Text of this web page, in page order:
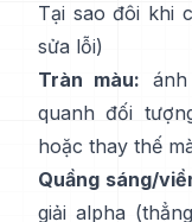
Tại sao đôi khi
sửa lỗi)
Tràn màu:
quanh đối
hoặc thay thế
Quầng sáng/
giải alpha